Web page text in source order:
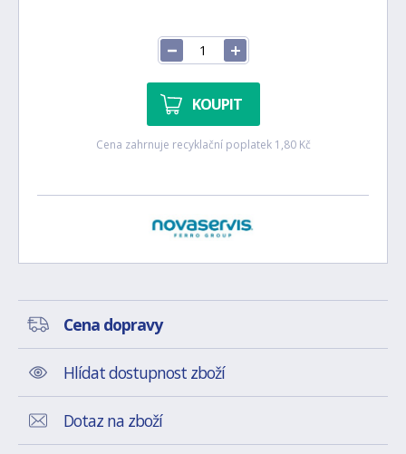
KOUPIT
Cena zahrnuje recyklační poplatek 1,80 Kč
Cena dopravy
Hlídat dostupnost zboží
Dotaz na zboží